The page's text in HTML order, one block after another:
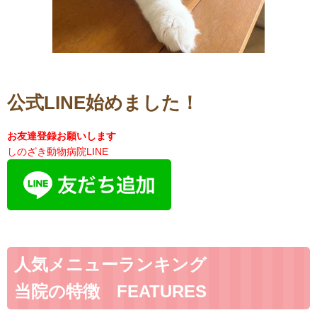
公式LINE始めました！
お友達登録お願いします
しのざき動物病院LINE
人気メニューランキング
当院の特徴 FEATURES